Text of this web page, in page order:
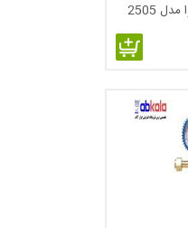
روکش آب کروم برای محلهایی
( رگلاتور )
آمونیاک و کلر و گازهای
که بیشتر از بدنه بر روی
می باشد تاثیر می گذارد
2505